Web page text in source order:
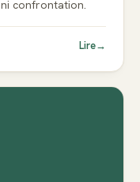
confrontation.
Lire→